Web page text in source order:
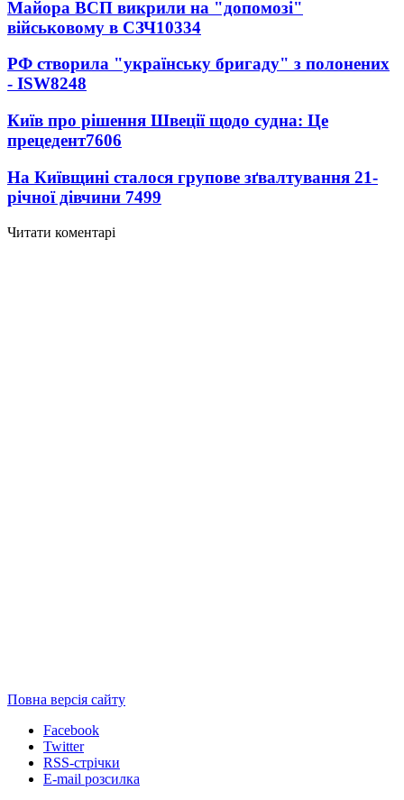
Майора ВСП викрили на "допомозі"
військовому в СЗЧ10334
РФ створила "українську бригаду" з полонених
- ISW8248
Київ про рішення Швеції щодо судна: Це
прецедент7606
На Київщині сталося групове зґвалтування 21-
річної дівчини 7499
Читати коментарі
Повна версія сайту
Facebook
Twitter
RSS-стрічки
E-mail розсилка